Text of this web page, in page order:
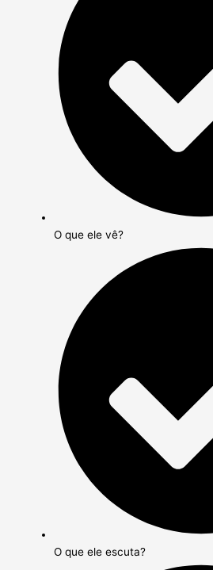
O que ele vê?
O que ele escuta?